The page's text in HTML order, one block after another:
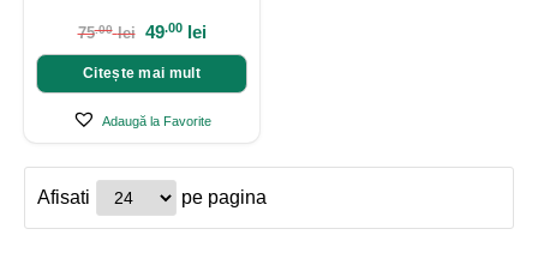
75.00 lei 49.00 lei
Citește mai mult
Adaugă la Favorite
Afisati pe pagina